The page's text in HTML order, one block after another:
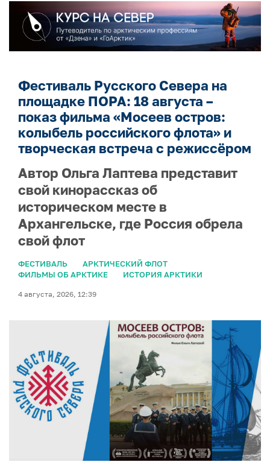
Фестиваль Русского Севера на
площадке ПОРА: 18 августа –
показ фильма «Мосеев остров:
колыбель российского флота» и
творческая встреча с режиссёром
Автор Ольга Лаптева представит
свой кинорассказ об
историческом месте в
Архангельске, где Россия обрела
свой флот
ФЕСТИВАЛЬ
АРКТИЧЕСКИЙ ФЛОТ
ФИЛЬМЫ ОБ АРКТИКЕ
ИСТОРИЯ АРКТИКИ
4 августа, 2026, 12:39